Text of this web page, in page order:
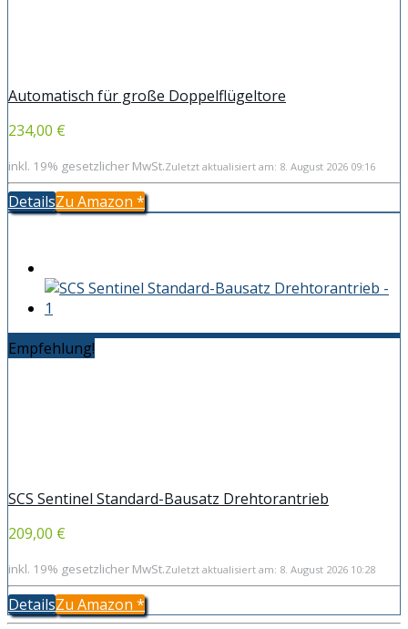
Automatisch für große Doppelflügeltore
234,00 €
inkl. 19% gesetzlicher MwSt.Zuletzt aktualisiert am: 8. August 2026 09:16
DetailsZu Amazon *
Empfehlung!
SCS Sentinel Standard-Bausatz Drehtorantrieb
209,00 €
inkl. 19% gesetzlicher MwSt.Zuletzt aktualisiert am: 8. August 2026 10:28
DetailsZu Amazon *